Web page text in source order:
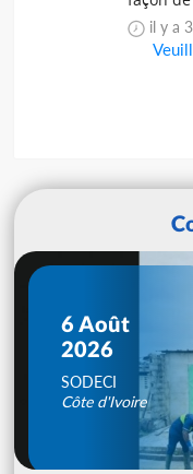
il y a
6 Août
2026
SODECI
Côte d'Ivoire